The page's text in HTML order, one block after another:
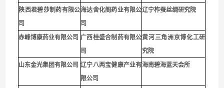
陕西君碧莎制药有限公
司
海达舍化阁药业有限公
司
辽宁柞蚕丝绸研究院
赤峰博康药业有限公司 广西桂盛合制药有限公
司
黄河三角洲京博化工研
究院
山东金光集团有限公司 辽宁八两宝健康产业有
限公司
海南碧海蓝天会所